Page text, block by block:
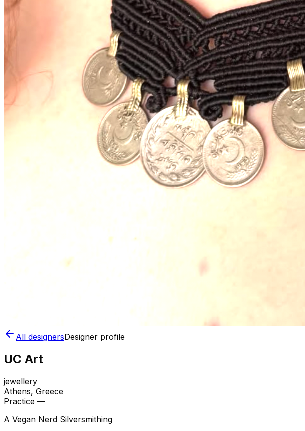
All designersDesigner profile
UC Art
jewellery
Athens, Greece
Practice —
A Vegan Nerd Silversmithing